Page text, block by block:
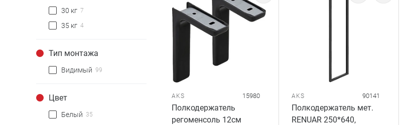
30 кг 7
35 кг 4
Тип монтажа
Видимый 99
Цвет
Белый 35
AKS 15980
Полкодержатель
регоменсоль 12см
AKS 90141
Полкодержатель мет.
RENUAR 250*640,